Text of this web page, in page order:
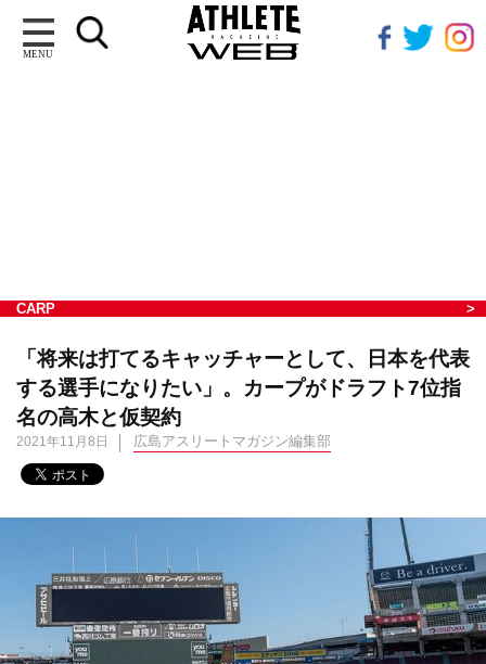
MENU
CARP
「将来は打てるキャッチャーとして、日本を代表
する選手になりたい」。カープがドラフト7位指
名の高木と仮契約
2021年11月8日 広島アスリートマガジン編集部